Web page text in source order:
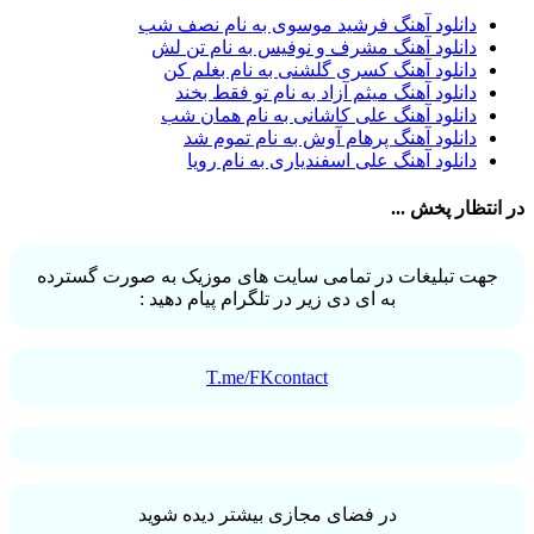
آرش تشکری
آرش جلالی و آقا فرا1
آرش حسینی1
آرش خان احمدی1
آرش داوری1
آرش رادان1
آرش رستمى1
آرش شعبانی2
آرش عنقا1
آرش قیصر خواه1
آرش قیصرخواه 2
3
دانلود آهنگ فرشید موسوی به نام نصف شب
دانلود آهنگ مشرف و نوفیس به نام تن لش
دانلود آهنگ کسری گلشنی به نام بغلم کن
دانلود آهنگ میثم آزاد به نام تو فقط بخند
دانلود آهنگ علی کاشانی به نام همان شب
دانلود آهنگ پرهام آوش به نام تموم شد
دانلود آهنگ علی اسفندیاری به نام رویا
در انتظار پخش ...
جهت تبلیغات در تمامی سایت های موزیک به صورت گسترده
به ای دی زیر در تلگرام پیام دهید :
T.me/FKcontact
در فضای مجازی بیشتر دیده شوید